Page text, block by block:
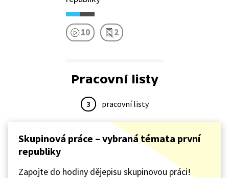
10 2
Pracovní listy
3 pracovní listy
Skupinová práce – vybraná témata první
republiky
Zapojte do hodiny dějepisu skupinovou práci!